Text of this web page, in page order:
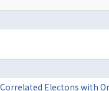
Electons with